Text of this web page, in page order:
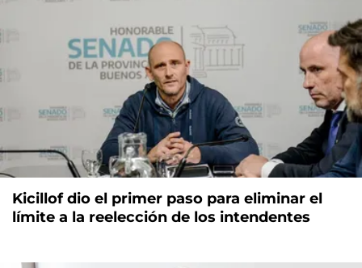
Kicillof dio el primer paso para eliminar el
límite a la reelección de los intendentes